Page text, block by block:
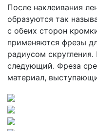
После наклеивания
образуются так
с обеих сторон
применяются фрезы
радиусом
следующий. Фреза
материал,